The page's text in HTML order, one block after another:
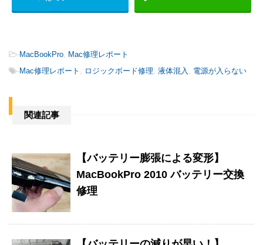
-MacBookPro, Mac修理レポート
-Mac修理レポート , ロジックボード修理, 液体混入 , 電源が入らない
関連記事
【バッテリー膨張による変形】
MacBookPro 2010 バッテリー交換
修理